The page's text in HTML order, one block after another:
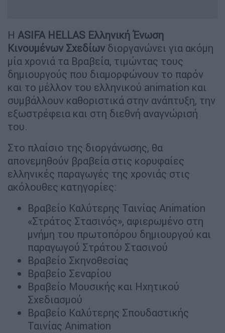
Η ASIFA HELLAS Ελληνική Ένωση
Κινουμένων Σχεδίων διοργανώνει για ακόμη
μία χρονιά τα Βραβεία, τιμώντας τους
δημιουργούς που διαμορφώνουν το παρόν
και το μέλλον του ελληνικού animation και
συμβάλλουν καθοριστικά στην ανάπτυξη, την
εξωστρέφεια και στη διεθνή αναγνώρισή
του.
Στο πλαίσιο της διοργάνωσης, θα
απονεμηθούν βραβεία στις κορυφαίες
ελληνικές παραγωγές της χρονιάς στις
ακόλουθες κατηγορίες:
Βραβείο Καλύτερης Ταινίας Animation
«Στράτος Στασινός», αφιερωμένο στη
μνήμη του πρωτοπόρου δημιουργού και
παραγωγού Στράτου Στασινού
Βραβείο Σκηνοθεσίας
Βραβείο Σεναρίου
Βραβείο Μουσικής και Ηχητικού
Σχεδιασμού
Βραβείο Καλύτερης Σπουδαστικής
Ταινίας Animation